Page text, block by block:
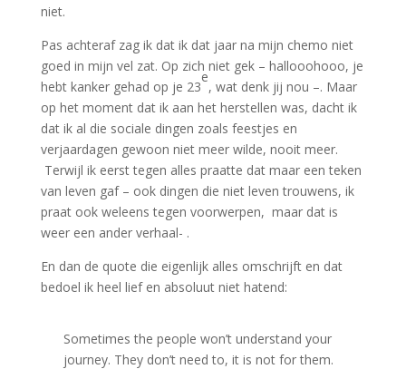
niet.
Pas achteraf zag ik dat ik dat jaar na mijn chemo niet
goed in mijn vel zat. Op zich niet gek – hallooohooo, je
hebt kanker gehad op je 23
e
, wat denk jij nou –. Maar
op het moment dat ik aan het herstellen was, dacht ik
dat ik al die sociale dingen zoals feestjes en
verjaardagen gewoon niet meer wilde, nooit meer.
Terwijl ik eerst tegen alles praatte dat maar een teken
van leven gaf – ook dingen die niet leven trouwens, ik
praat ook weleens tegen voorwerpen, maar dat is
weer een ander verhaal- .
En dan de quote die eigenlijk alles omschrijft en dat
bedoel ik heel lief en absoluut niet hatend:
Sometimes the people won’t understand your
journey. They don’t need to, it is not for them.